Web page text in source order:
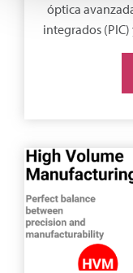
óptica
integrados